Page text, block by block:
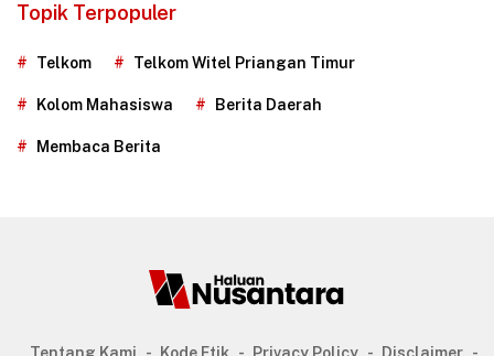
Topik Terpopuler
Telkom Telkom Witel Priangan Timur
Kolom Mahasiswa Berita Daerah
Membaca Berita
Tentang Kami Kode Etik Privacy Policy Disclaimer